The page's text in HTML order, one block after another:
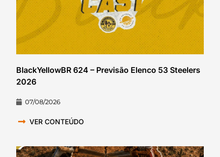
BlackYellowBR 624 – Previsão Elenco 53 Steelers
2026
07/08/2026
VER CONTEÚDO